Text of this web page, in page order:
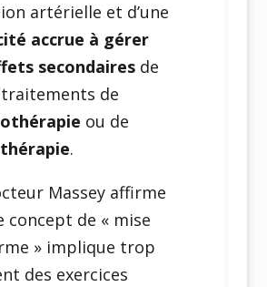
artérielle et d’une
accrue à gérer
secondairesde
de
ou de
.
Massey affirme
concept de « mise
» implique trop
des exercices